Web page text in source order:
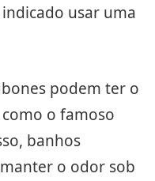
usar uma
podem ter o
o famoso
banhos
o odor sob